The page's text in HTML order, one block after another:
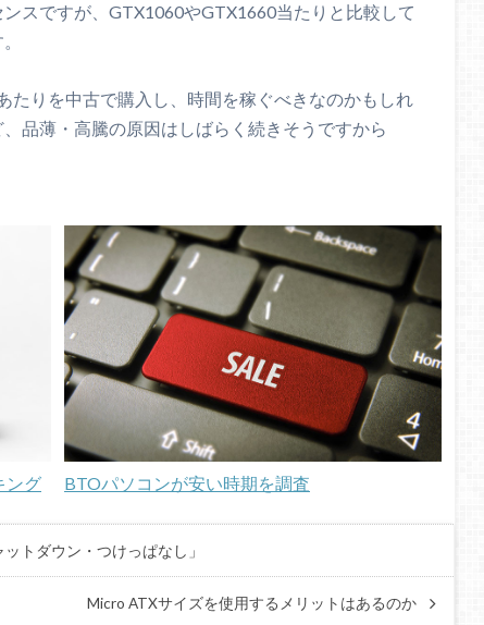
スですが、GTX1060やGTX1660当たりと比較して
たりを中古で購入し、時間を稼ぐべきなのかもしれ
品薄・高騰の原因はしばらく続きそうですから
ング
BTOパソコンが安い時期を調査
トダウン・つけっぱなし」
Micro ATXサイズを使用するメリットはあるのか